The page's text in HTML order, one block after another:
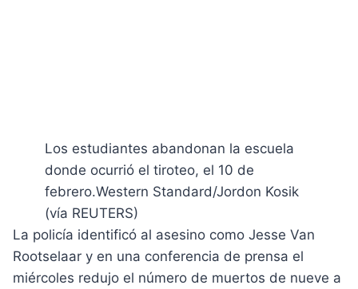
Los estudiantes abandonan la escuela
donde ocurrió el tiroteo, el 10 de
febrero.Western Standard/Jordon Kosik
(vía REUTERS)
La policía identificó al asesino como Jesse Van
Rootselaar y en una conferencia de prensa el
miércoles redujo el número de muertos de nueve a